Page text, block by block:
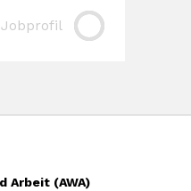
Arbeit (AWA)